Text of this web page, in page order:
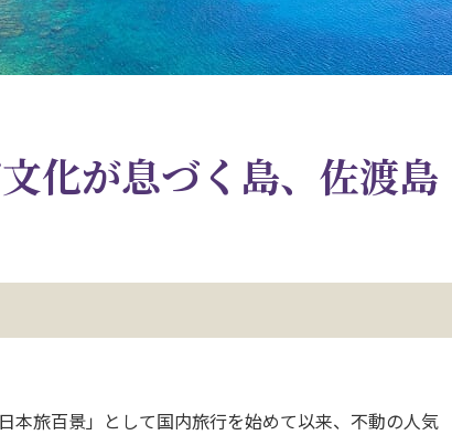
化が息づく島、佐渡島
本旅百景」として国内旅行を始めて以来、不動の人気